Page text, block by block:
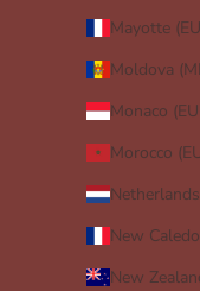
Mayotte
Moldova
Monaco
Morocco
New
New